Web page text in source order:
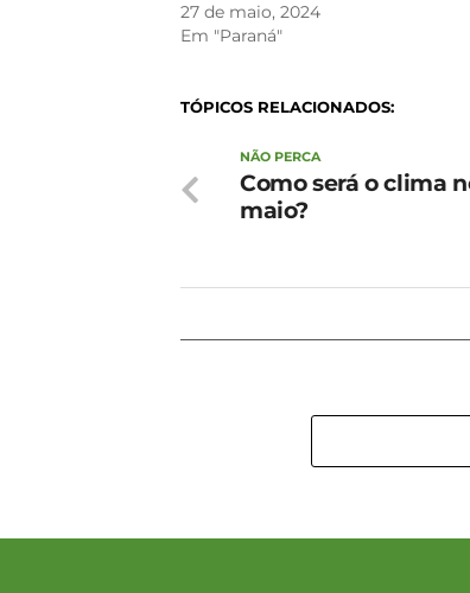
27 de maio, 2024
Em "Paraná"
TÓPICOS RELACIONADOS:
NÃO PERCA
Como será o clima
maio?